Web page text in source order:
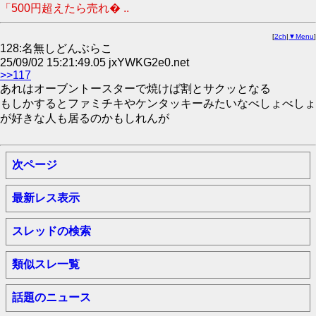
「500円超えたら売れ� ..
[2ch| ▼Menu]
128:名無しどんぶらこ
25/09/02 15:21:49.05 jxYWKG2e0.net
>>117
あれはオーブントースターで焼けば割とサクッとなる
もしかするとファミチキやケンタッキーみたいなべしょべしょ
が好きな人も居るのかもしれんが
次ページ
最新レス表示
スレッドの検索
類似スレ一覧
話題のニュース